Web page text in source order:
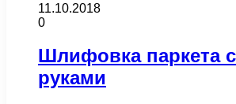
11.10.2018
0
Шлифовка паркета
руками